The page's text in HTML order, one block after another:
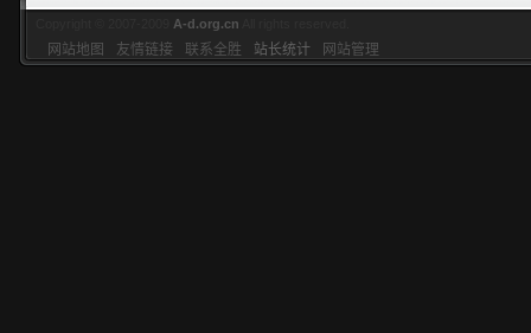
A-d.org.cn
网站地图 友情链接 联系全胜 站长统计 网站管理